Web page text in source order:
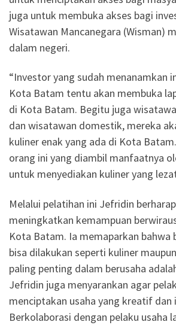
juga untuk membuka akses bagi
Wisatawan Mancanegara (Wisman)
dalam negeri.
“Investor yang sudah menanamkan
Kota Batam tentu akan membuka
di Kota Batam. Begitu juga
dan wisatawan domestik, mereka
kuliner enak yang ada di Kota
orang ini yang diambil manfaatnya
untuk menyediakan kuliner yang
Melalui pelatihan ini Jefridin
meningkatkan kemampuan
Kota Batam. Ia memaparkan bahwa
bisa dilakukan seperti kuliner
paling penting dalam berusaha
Jefridin juga menyarankan agar
menciptakan usaha yang kreatif dan
Berkolaborasi dengan pelaku usaha